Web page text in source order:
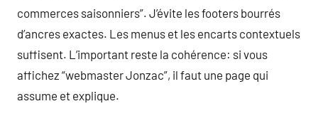
commerces saisonniers”. J’évite les footers bourrés
d’ancres exactes. Les menus et les encarts contextuels
suffisent. L’important reste la cohérence: si vous
affichez “webmaster Jonzac”, il faut une page qui
assume et explique.